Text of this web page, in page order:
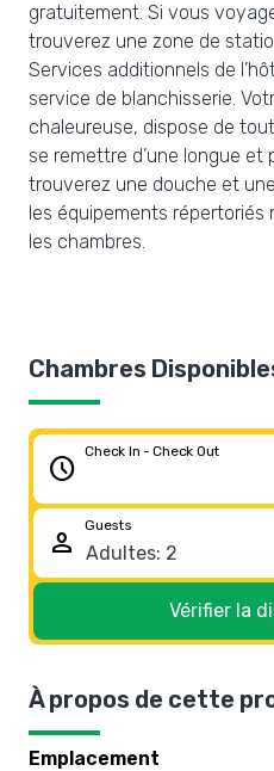
gratuitement. Si vous
trouverez une zone de
Services additionnels de
service de blanchisserie.
chaleureuse, dispose de
se remettre d’une longue et
trouverez une douche et
les équipements
les chambres.
Chambres
schedule
Check In - Check Out
person
Guests
Vérifier la
À propos de cette
Emplacement